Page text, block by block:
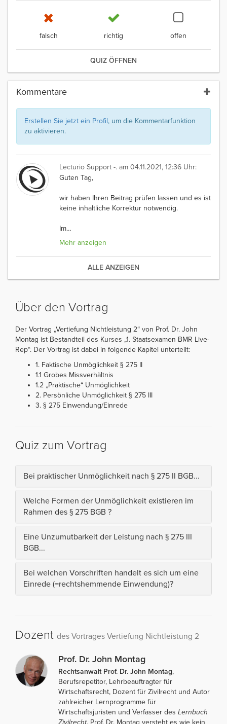
falsch richtig offen
QUIZ ÖFFNEN
Kommentare
Erstellen Sie jetzt ein Profil, um die Kommentarfunktion
zu aktivieren.
Lecturio Support -. am 04.11.2021, 12:36 Uhr:
Guten Tag,
wir haben Ihren Beitrag prüfen lassen und es ist
keine inhaltliche Korrektur notwendig.
Im…
Mehr anzeigen
ALLE ANZEIGEN
Über den Vortrag
Der Vortrag „Vertiefung Nichtleistung 2“ von Prof. Dr. John
Montag ist Bestandteil des Kurses „1. Staatsexamen BMR Live-
Rep“. Der Vortrag ist dabei in folgende Kapitel unterteilt:
1. Faktische Unmöglichkeit § 275 II
1.1 Grobes Missverhältnis
1.2 „Praktische“ Unmöglichkeit
2. Persönliche Unmöglichkeit § 275 III
3. § 275 Einwendung/Einrede
Quiz zum Vortrag
Bei praktischer Unmöglichkeit nach § 275 II BGB...
Welche Formen der Unmöglichkeit existieren im
Rahmen des § 275 BGB ?
Eine Unzumutbarkeit der Leistung nach § 275 III
BGB...
Bei welchen Vorschriften handelt es sich um eine
Einrede (=rechtshemmende Einwendung)?
Dozent des Vortrages Vertiefung Nichtleistung 2
Prof. Dr. John Montag
Rechtsanwalt Prof. Dr. John Montag,
Berufsrepetitor, Lehrbeauftragter für
Wirtschaftsrecht, Dozent für Zivilrecht und Autor
zahlreicher Lernprogramme für
Wirtschaftsjuristen und Verfasser des Lernbuch